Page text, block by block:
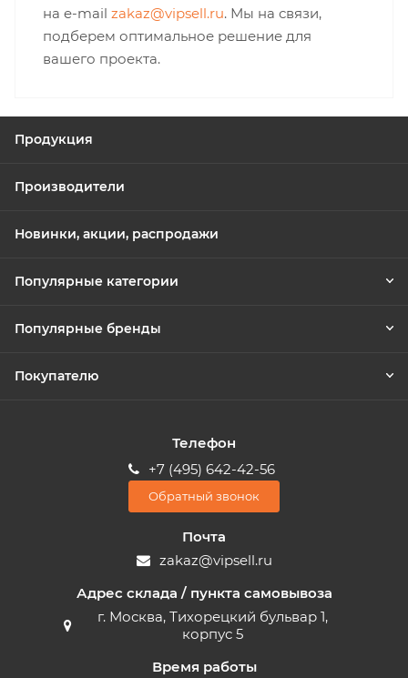
на e-mail zakaz@vipsell.ru. Мы на связи,
подберем оптимальное решение для
вашего проекта.
Продукция
Производители
Новинки, акции, распродажи
Популярные категории
Популярные бренды
Покупателю
Телефон
+7 (495) 642-42-56
Обратный звонок
Почта
zakaz@vipsell.ru
Адрес склада / пункта самовывоза
г. Москва, Тихорецкий бульвар 1,
корпус 5
Время работы